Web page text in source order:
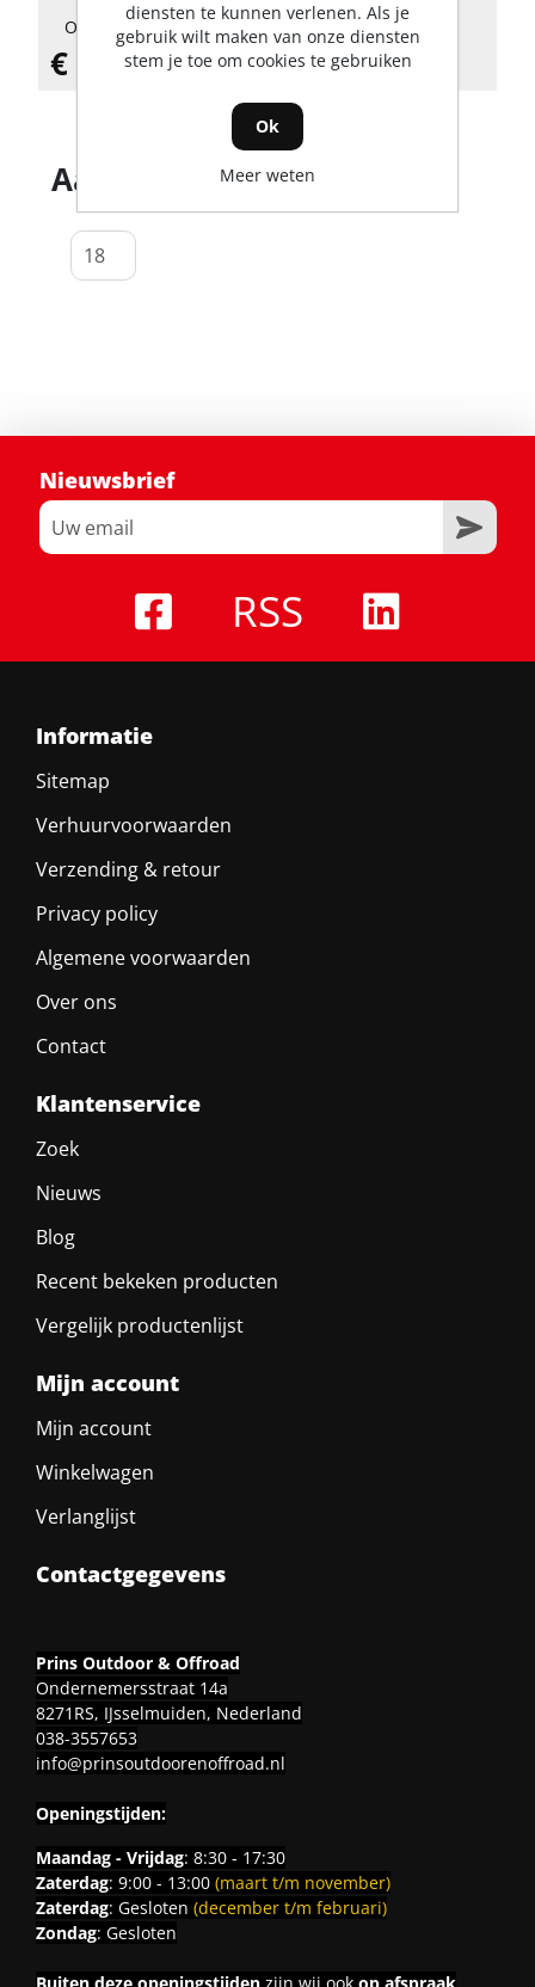
Op voorraad
€ 72,54 incl. BTW
Aantal producten tonen
Nieuwsbrief
RSS
Informatie
Sitemap
Verhuurvoorwaarden
Verzending & retour
Privacy policy
Algemene voorwaarden
Over ons
Contact
Klantenservice
Zoek
Nieuws
Blog
Recent bekeken producten
Vergelijk productenlijst
Mijn account
Mijn account
Winkelwagen
Verlanglijst
Contactgegevens
Prins Outdoor & Offroad
Ondernemersstraat 14a
8271RS, IJsselmuiden, Nederland
038-3557653
info@prinsoutdoorenoffroad.nl
Openingstijden:
Maandag - Vrijdag: 8:30 - 17:30
Zaterdag: 9:00 - 13:00 (maart t/m november)
Zaterdag: Gesloten (december t/m februari)
Zondag: Gesloten
diensten te kunnen verlenen. Als je
gebruik wilt maken van onze diensten
stem je toe om cookies te gebruiken
Ok
Meer weten